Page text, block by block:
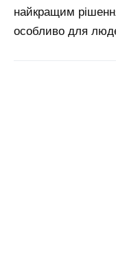
найкращим
особливо для